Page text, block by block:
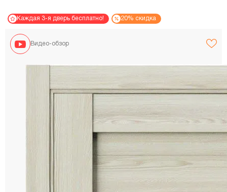
Каждая 3-я дверь бесплатно! 20% скидка
Видео-обзор